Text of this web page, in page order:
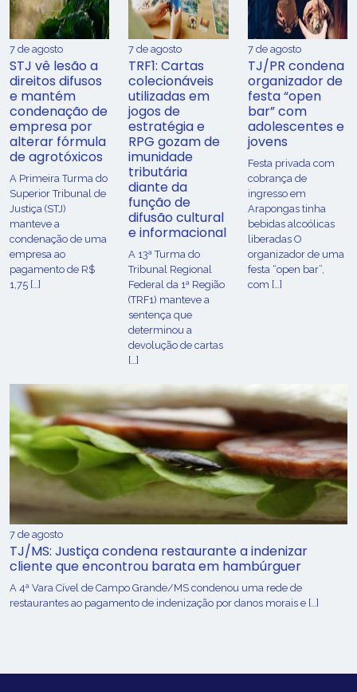
7 de agosto
STJ vê lesão a
direitos difusos
e mantém
condenação de
empresa por
alterar fórmula
de agrotóxicos
​A Primeira Turma do
Superior Tribunal de
Justiça (STJ)
manteve a
condenação de uma
empresa ao
pagamento de R$
1,75 […]
7 de agosto
TRF1: Cartas
colecionáveis
utilizadas em
jogos de
estratégia e
RPG gozam de
imunidade
tributária
diante da
função de
difusão cultural
e informacional
A 13ª Turma do
Tribunal Regional
Federal da 1ª Região
(TRF1) manteve a
sentença que
determinou a
devolução de cartas
[…]
7 de agosto
TJ/PR condena
organizador de
festa “open
bar” com
adolescentes e
jovens
Festa privada com
cobrança de
ingresso em
Arapongas tinha
bebidas alcoólicas
liberadas O
organizador de uma
festa “open bar”,
com […]
7 de agosto
TJ/MS: Justiça condena restaurante a indenizar
cliente que encontrou barata em hambúrguer
A 4ª Vara Cível de Campo Grande/MS condenou uma rede de
restaurantes ao pagamento de indenização por danos morais e […]